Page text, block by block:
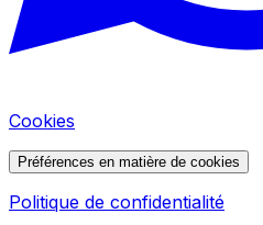
Cookies
Préférences en matière de cookies
Politique de confidentialité